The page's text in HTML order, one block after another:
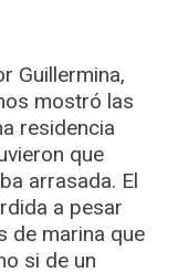
Guillermina,
mostró las
residencia
que
arrasada. El
a pesar
de marina que
si de un